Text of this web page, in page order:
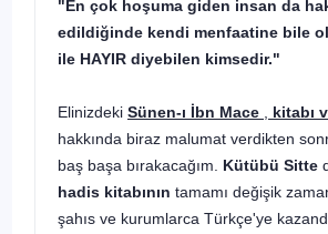
"En çok hoşuma giden insan da
edildiğinde kendi menfaatine bile
ile HAYIR diyebilen kimsedir."
Elinizdeki Sünen-ı İbn Mace
kitabı
hakkında biraz malumat verdikten
baş başa bırakacağım. Kütübü Sitte
hadis kitabının tamamı değişik
şahıs ve kurumlarca Türkçe'ye